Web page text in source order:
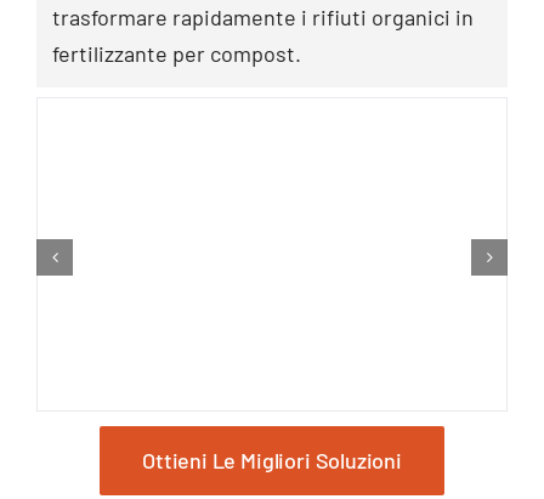
trasformare rapidamente i rifiuti organici in
fertilizzante per compost.
Ottieni Le Migliori Soluzioni